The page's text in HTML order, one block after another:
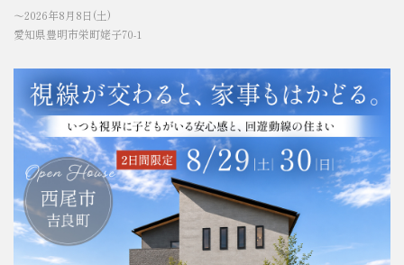
〜2026年8月8日(土)
愛知県豊明市栄町姥子70-1